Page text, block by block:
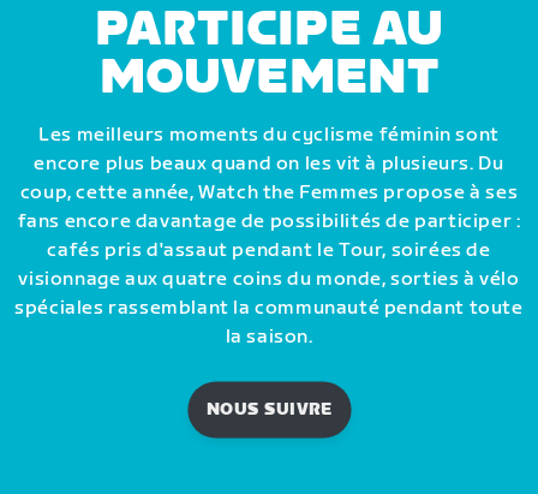
PARTICIPE AU
MOUVEMENT
Les meilleurs moments du cyclisme féminin sont
encore plus beaux quand on les vit à plusieurs. Du
coup, cette année, Watch the Femmes propose à ses
fans encore davantage de possibilités de participer :
cafés pris d'assaut pendant le Tour, soirées de
visionnage aux quatre coins du monde, sorties à vélo
spéciales rassemblant la communauté pendant toute
la saison.
NOUS SUIVRE